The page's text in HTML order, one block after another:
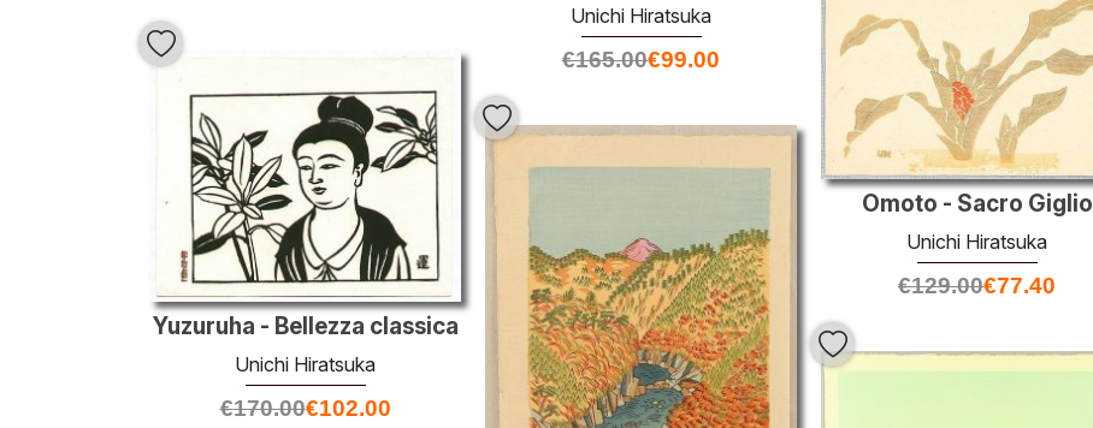
Unichi Hiratsuka
€165.00€99.00
Omoto - Sacro Giglio
Unichi Hiratsuka
€129.00€77.40
Yuzuruha - Bellezza classica
Unichi Hiratsuka
€170.00€102.00